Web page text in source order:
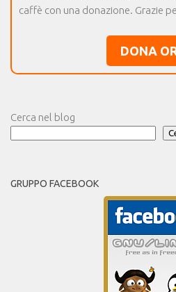
caffè con una donazione. Grazie
DONA
Cerca nel blog
GRUPPO FACEBOOK